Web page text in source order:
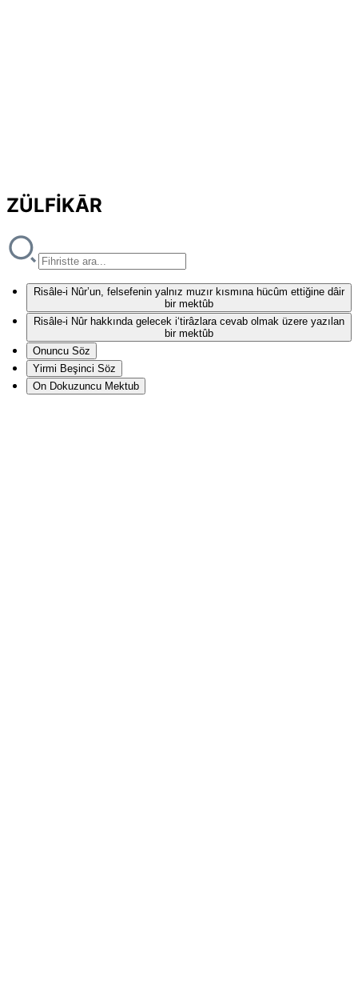
ZÜLFİKĀR
Risâle-i Nûr’un, felsefenin yalnız muzır kısmına hücûm ettiğine dâir
bir mektûb
Risâle-i Nûr hakkında gelecek i‘tirâzlara cevab olmak üzere yazılan
bir mektûb
Onuncu Söz
Yirmi Beşinci Söz
On Dokuzuncu Mektub